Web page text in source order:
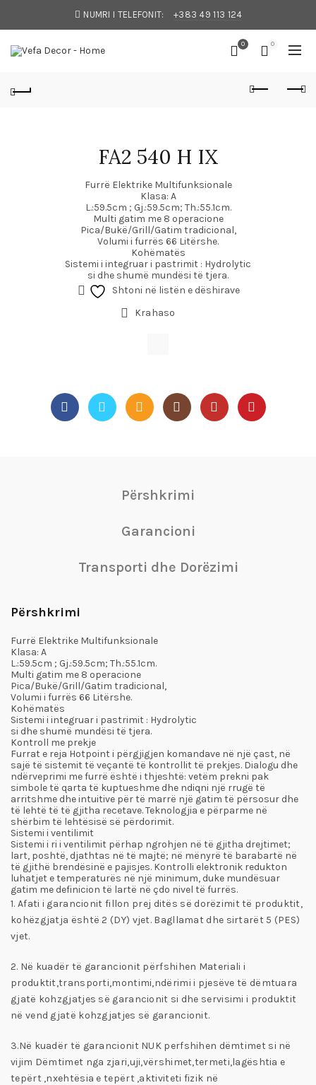
NUMRI I TELEFONIT: +383 49 113 124
0 0
FA2 540 H IX
Furrë Elektrike Multifunksionale
Klasa: A
L.:59.5cm ; Gj.:59.5cm; Th.:55.1cm.
Multi gatim me 8 operacione
Pica/Bukë/Grill/Gatim tradicional,
Volumi i furrës 66 Litërshe.
Kohëmatës
Sistemi i integruar i pastrimit : Hydrolytic
si dhe shumë mundësi të tjera.
Shtoni në listën e dëshirave
Krahaso
Përshkrimi
Garancioni
Transporti dhe Dorëzimi
Përshkrimi
Furrë Elektrike Multifunksionale
Klasa: A
L.:59.5cm ; Gj.:59.5cm; Th.:55.1cm.
Multi gatim me 8 operacione
Pica/Bukë/Grill/Gatim tradicional,
Volumi i furrës 66 Litërshe.
Kohëmatës
Sistemi i integruar i pastrimit : Hydrolytic
si dhe shumë mundësi të tjera.
Kontroll me prekje
Furrat e reja Hotpoint i përgjigjen komandave në një çast, në
sajë të sistemit të veçantë të kontrollit të prekjes. Dialogu dhe
ndërveprimi me furrë është i thjeshtë: vetëm prekni pak
simbole të qarta të kuptueshme dhe ndiqni një rrugë të
arritshme dhe intuitive për të marrë një gatim të përsosur dhe
të lehtë të të gjitha recetave. Teknologjia e përparme në
shërbim të lehtësisë së përdorimit.
Sistemi i ventilimit
Sistemi i ri i ventilimit përhap ngrohjen në të gjitha drejtimet;
lart, poshtë, djathtas në të majtë; në mënyrë të barabartë në
të gjithë brendësinë e pajisjes. Kontrolli elektronik redukton
luhatjet e temperaturës në një minimum, duke mundësuar
gatim me definicion të lartë në çdo nivel të furrës.
1. Afati i garancionit fillon prej ditës së dorëzimit të produktit,
kohëzgjatja është 2 (DY) vjet. Bagllamat dhe sirtarët 5 (PES)
vjet.
2. Në kuadër të garancionit përfshihen Materiali i
produktit,transporti,montimi,ndërimi i pjesëve të dëmtuara
gjatë kohzgjatjes së garancionit si dhe servisimi i produktit
në vend gjatë kohzgjatjes së garancionit.
3.Në kuadër të garancionit NUK perfshihen dëmtimet si në
vijim Dëmtimet nga zjari,uji,vërshimet,termeti,lagështia e
tepërt ,nxehtësia e tepërt ,aktiviteti fizik në